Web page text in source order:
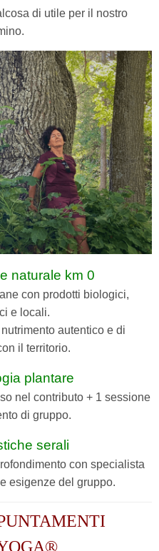
di utile per il nostro
naturale km 0
con prodotti biologici,
e locali.
autentico e di
il territorio.
plantare
nel contributo + 1 sessione
di gruppo.
serali
con specialista
esigenze del gruppo.